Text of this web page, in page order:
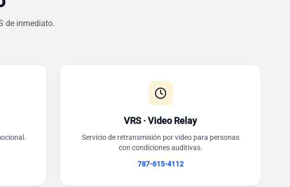
de inmediato.
VRS · Video Relay
Servicio de retransmisión por video para personas
con condiciones auditivas.
787-615-4112